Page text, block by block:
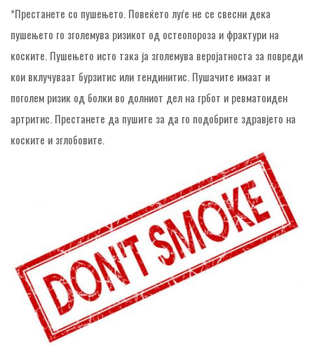
*Престанете со пушењето. Повеќето луѓе не се свесни дека
пушењето го зголемува ризикот од остеопороза и фрактури на
коските. Пушењето исто така ја зголемува веројатноста за повреди
кои вклучуваат бурзитис или тендинитис. Пушачите имаат и
поголем ризик од болки во долниот дел на грбот и ревматоиден
артритис. Престанете да пушите за да го подобрите здравјето на
коските и зглобовите.